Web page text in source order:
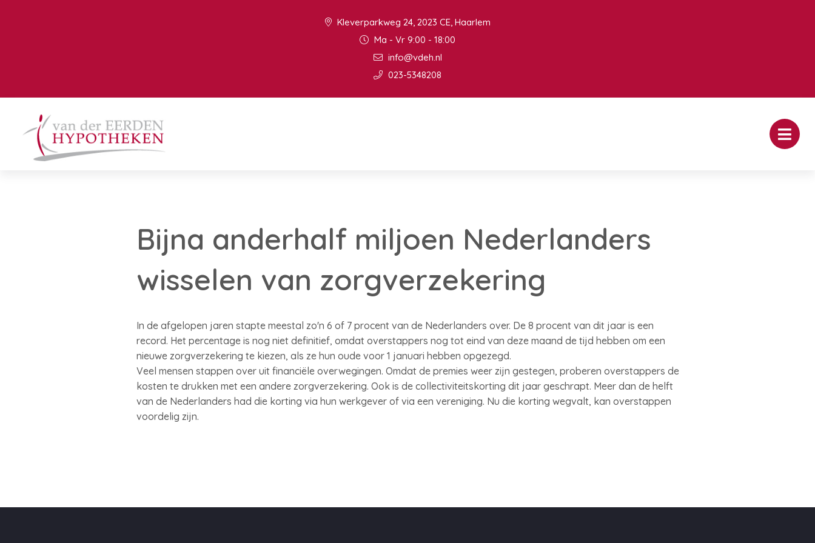
Kleverparkweg 24, 2023 CE, Haarlem
Ma - Vr 9:00 - 18:00
info@vdeh.nl
023-5348208
Bijna anderhalf miljoen Nederlanders
wisselen van zorgverzekering
In de afgelopen jaren stapte meestal zo'n 6 of 7 procent van de Nederlanders over. De 8 procent van dit jaar is een
record. Het percentage is nog niet definitief, omdat overstappers nog tot eind van deze maand de tijd hebben om een
nieuwe zorgverzekering te kiezen, als ze hun oude voor 1 januari hebben opgezegd.
Veel mensen stappen over uit financiële overwegingen. Omdat de premies weer zijn gestegen, proberen overstappers de
kosten te drukken met een andere zorgverzekering. Ook is de collectiviteitskorting dit jaar geschrapt. Meer dan de helft
van de Nederlanders had die korting via hun werkgever of via een vereniging. Nu die korting wegvalt, kan overstappen
voordelig zijn.